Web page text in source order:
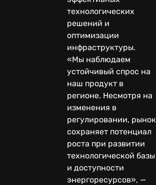
технологических
решений и
оптимизации
инфраструктуры.
«Мы наблюдаем
устойчивый спрос на
наш продукт в
регионе. Несмотря на
изменения в
регулировании, рынок
сохраняет потенциал
роста при развитии
технологической базы
и доступности
энергоресурсов», —